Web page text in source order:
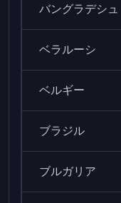
バングラデシュ
ベラルーシ
ベルギー
ブラジル
ブルガリア